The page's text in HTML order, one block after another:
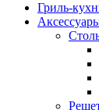
Гриль-